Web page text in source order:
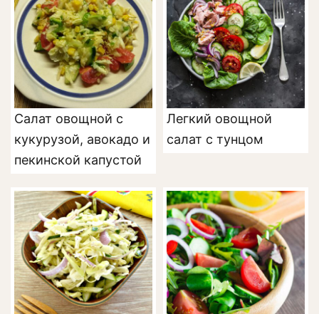
Салат овощной с
кукурузой, авокадо и
пекинской капустой
Легкий овощной
салат с тунцом